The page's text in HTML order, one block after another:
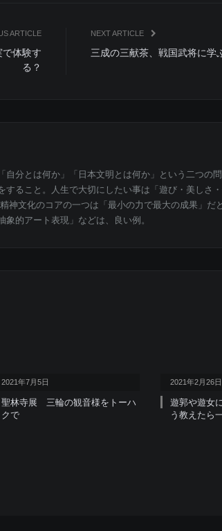
ARTICLE
体験す
る？
NEXT ARTICLE
三成の三献茶、戦国武将に学
自分とは何か」「日本文明とは何か」という二つの
すること。人生で大切にしたい事は「遊び・美しさ
神文化のコアの一つは「最小の力で最大の成果」だ
象的アート表現」などは、良い例。
2021年7月5日
聖林寺展 三輪の観音様をトーハ
クで
2021年2月26日
遊郭や遊女
う教えたら